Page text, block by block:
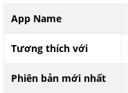
App Name
Tương thích với
Phiên bản mới nhất